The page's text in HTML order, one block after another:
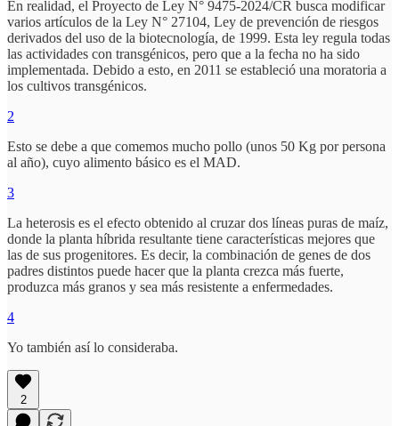
En realidad, el Proyecto de Ley N° 9475-2024/CR busca modificar
varios artículos de la Ley N° 27104, Ley de prevención de riesgos
derivados del uso de la biotecnología, de 1999. Esta ley regula todas
las actividades con transgénicos, pero que a la fecha no ha sido
implementada. Debido a esto, en 2011 se estableció una moratoria a
los cultivos transgénicos.
2
Esto se debe a que comemos mucho pollo (unos 50 Kg por persona
al año), cuyo alimento básico es el MAD.
3
La heterosis es el efecto obtenido al cruzar dos líneas puras de maíz,
donde la planta híbrida resultante tiene características mejores que
las de sus progenitores. Es decir, la combinación de genes de dos
padres distintos puede hacer que la planta crezca más fuerte,
produzca más granos y sea más resistente a enfermedades.
4
Yo también así lo consideraba.
2